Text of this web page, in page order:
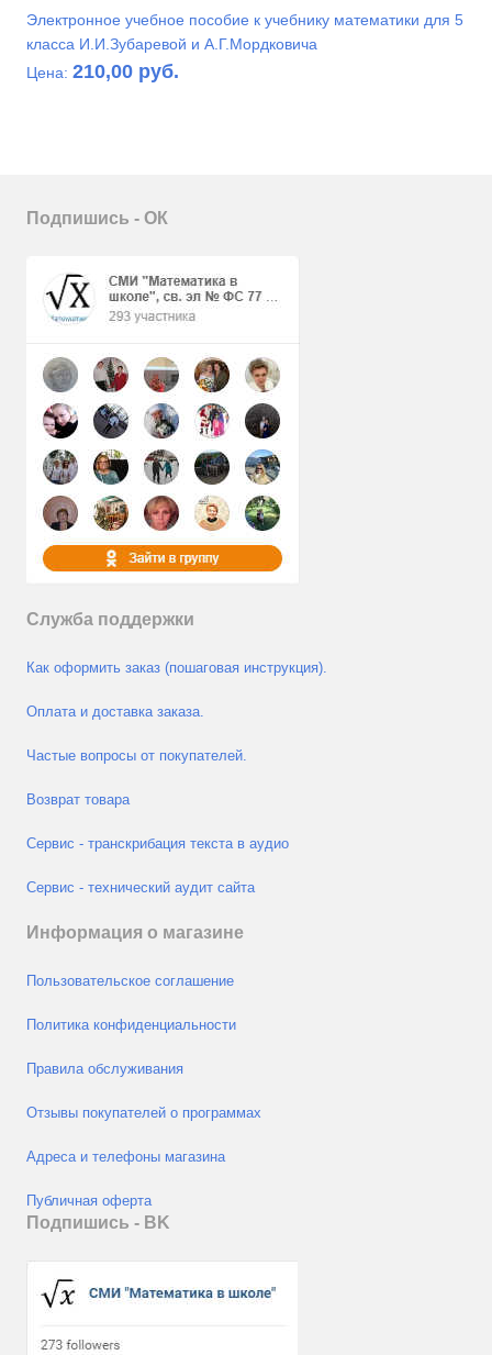
Электронное учебное пособие к учебнику математики для 5
класса И.И.Зубаревой и А.Г.Мордковича
Цена: 210,00 руб.
Подпишись - ОК
Служба поддержки
Как оформить заказ (пошаговая инструкция).
Оплата и доставка заказа.
Частые вопросы от покупателей.
Возврат товара
Сервис - транскрибация текста в аудио
Сервис - технический аудит сайта
Информация о магазине
Пользовательское соглашение
Политика конфиденциальности
Правила обслуживания
Отзывы покупателей о программах
Адреса и телефоны магазина
Публичная оферта
Подпишись - ВK